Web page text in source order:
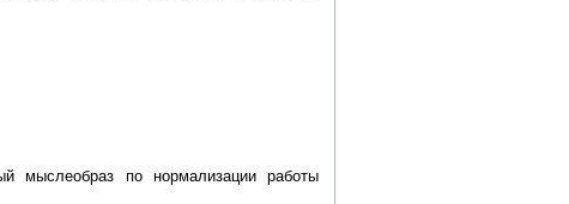
мыслеобраз по нормализации работы